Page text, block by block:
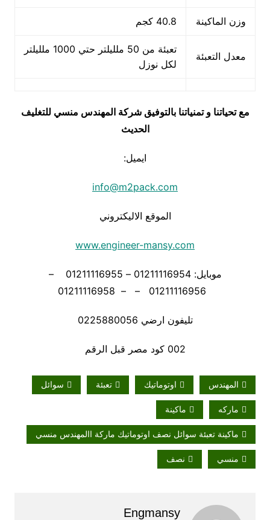
وزن الماكينة 40.8 كجم
معدل التعبئة
تعبئة من 50 ملليلتر حتي 1000 ملليلتر
لكل نوزل
مع تحياتنا و تمنياتنا بالتوفيق شركة المهندس منسي للتغليف
الحديث
ايميل:
info@m2pack.com
الموقع الاليكتروني
www.engineer-mansy.com
موبايل: 01211116954 – 01211116955 –
تليفون ارضي 0225880056
002 كود مصر قبل الرقم
المهندس اوتوماتيك تعبئة سوائل
ماركه ماكينة
ماكينة تعبئة سوائل نصف اوتوماتيك ماركة االمهندس منسي
منسي نصف
Engmansy